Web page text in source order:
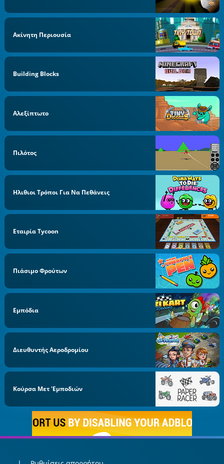
Ακίνητη Περιουσία
Building Blocks
Αλεξίπτωτο
Πιλότος
Ηλιθιοι Τρόποι Για Να Πεθάνεις
Εταιρία Tycoon
Πιάσιμο Φρούτων
Εμπόδια
Διευθυντής Αεροδρομίου
Κούρσα Μετ 'εμποδιών